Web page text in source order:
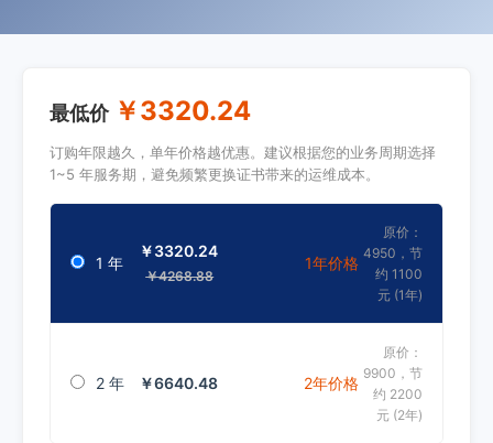
最低价 ￥3320.24
订购年限越久，单年价格越优惠。建议根据您的业务周期选择
1~5 年服务期，避免频繁更换证书带来的运维成本。
1 年
￥3320.24
￥4268.88
1年价格
原价：
4950，节
约 1100
元 (1年)
2 年 ￥6640.48 2年价格
原价：
9900，节
约 2200
元 (2年)